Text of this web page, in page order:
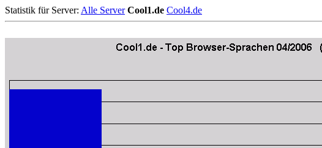
Statistik für Server: Alle Server Cool1.de Cool4.de